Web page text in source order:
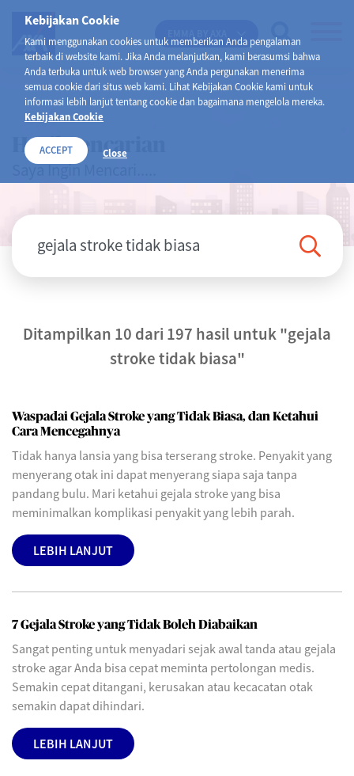
Kebijakan Cookie
Kami menggunakan cookies untuk memberikan Anda pengalaman
terbaik di website kami. Jika Anda melanjutkan, kami berasumsi bahwa
Anda terbuka untuk web browser yang Anda pergunakan menerima
semua cookie dari situs web kami. Lihat Kebijakan Cookie kami untuk
informasi lebih lanjut tentang cookie dan bagaimana mengelola mereka.
Kebijakan Cookie
ACCEPT Close
Hasil Pencarian
Saya Ingin Mencari.....
Ditampilkan 10 dari 197 hasil untuk"gejala
stroke tidak biasa"
Waspadai Gejala Stroke yang Tidak Biasa, dan Ketahui
Cara Mencegahnya
Tidak hanya lansia yang bisa terserang stroke. Penyakit yang
menyerang otak ini dapat menyerang siapa saja tanpa
pandang bulu. Mari ketahui gejala stroke yang bisa
meminimalkan komplikasi penyakit yang lebih parah.
LEBIH LANJUT
7 Gejala Stroke yang Tidak Boleh Diabaikan
Sangat penting untuk menyadari sejak awal tanda atau gejala
stroke agar Anda bisa cepat meminta pertolongan medis.
Semakin cepat ditangani, kerusakan atau kecacatan otak
semakin dapat dihindari.
LEBIH LANJUT